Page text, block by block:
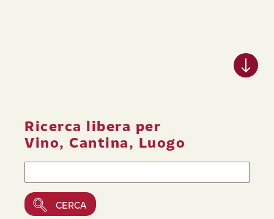
Ricerca libera per
Vino, Cantina, Luogo